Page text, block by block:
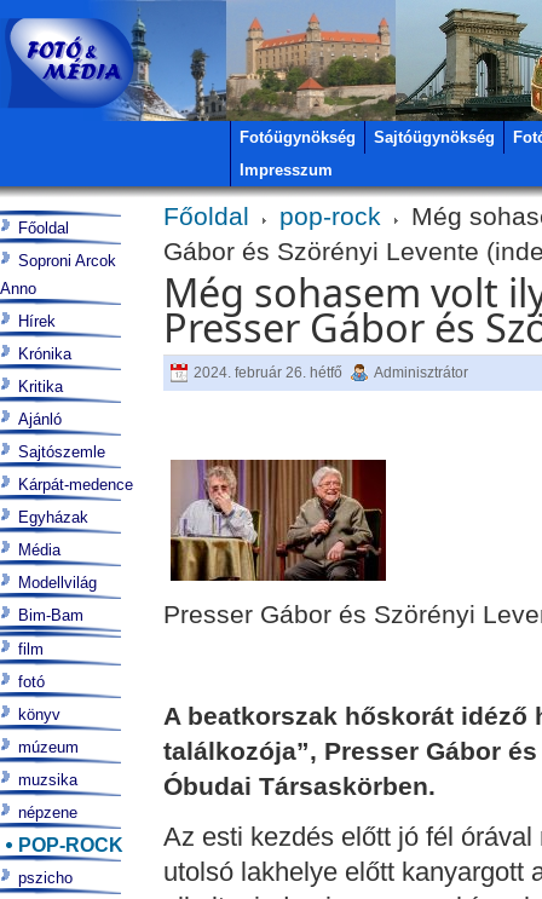
Fotóügynökség Sajtóügynökség
Impresszum
Főoldal pop-rock
Még
Gábor és Szörényi Levente
Még sohasem volt
Presser Gábor és
2024. február 26. hétfő Adminisztrátor
Presser Gábor és Szörényi
A beatkorszak hőskorát idéző
találkozója”, Presser Gábor
Óbudai Társaskörben.
Az esti kezdés előtt jó fél
utolsó lakhelye előtt kanyargott
Főoldal
Soproni Arcok
Anno
Hírek
Krónika
Kritika
Ajánló
Sajtószemle
Kárpát-medence
Egyházak
Média
Modellvilág
Bim-Bam
film
fotó
könyv
múzeum
muzsika
népzene
POP-ROCK
pszicho